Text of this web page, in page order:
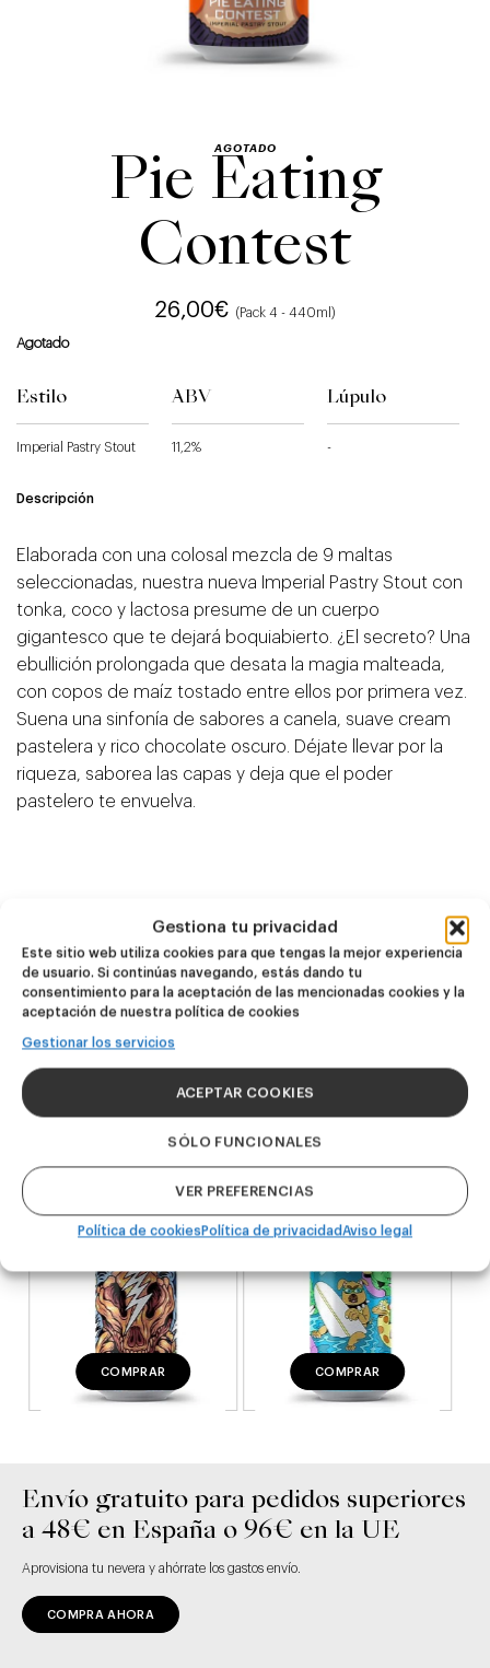
Gestiona tu privacidad
Este sitio web utiliza cookies para que tengas la mejor experiencia
de usuario. Si continúas navegando, estás dando tu
consentimiento para la aceptación de las mencionadas cookies y la
aceptación de nuestra política de cookies
Gestionar los servicios
ACEPTAR COOKIES
SÓLO FUNCIONALES
VER PREFERENCIAS
Política de cookiesPolítica de privacidadAviso legal
AGOTADO
Pie Eating
Contest
26,00€ (Pack 4 - 440ml)
Agotado
Estilo
Imperial Pastry Stout
ABV
11,2%
Lúpulo
-
Descripción
Elaborada con una colosal mezcla de 9 maltas
seleccionadas, nuestra nueva Imperial Pastry Stout con
tonka, coco y lactosa presume de un cuerpo
gigantesco que te dejará boquiabierto. ¿El secreto? Una
ebullición prolongada que desata la magia malteada,
con copos de maíz tostado entre ellos por primera vez.
Suena una sinfonía de sabores a canela, suave cream
pastelera y rico chocolate oscuro. Déjate llevar por la
riqueza, saborea las capas y deja que el poder
pastelero te envuelva.
Productos
relacionados
COMPRAR COMPRAR
Envío gratuito para pedidos superiores
a 48€ en España o 96€ en la UE
Aprovisiona tu nevera y ahórrate los gastos envío.
COMPRA AHORA